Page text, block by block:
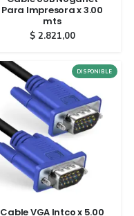
Para Impresora x 3.00
mts
$2.821,00
DISPONIBLE
Cable VGA Intco x 5.00